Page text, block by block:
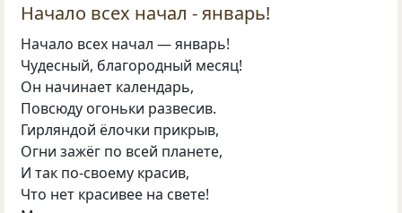
Начало всех начал - январь!
Начало всех начал — январь!
Чудесный, благородный месяц!
Он начинает календарь,
Повсюду огоньки развесив.
Гирляндой ёлочки прикрыв,
Огни зажёг по всей планете,
И так по-своему красив,
Что нет красивее на свете!